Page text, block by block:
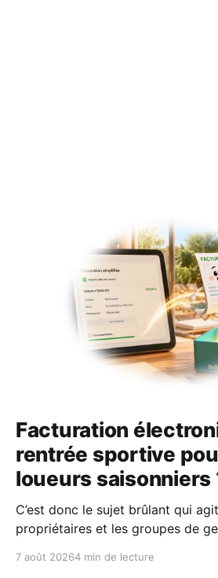
Facturation
rentrée sportive
loueurs saisonniers
C’est donc le sujet brûlant qui
propriétaires et les groupes de
obligatoire débarque le 1er
7 août 20264 min de lecture